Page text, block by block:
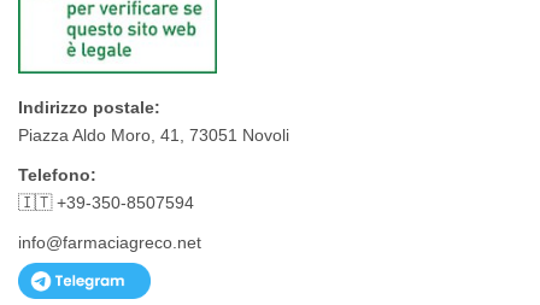
Indirizzo postale:
Piazza Aldo Moro, 41, 73051 Novoli
Telefono:
🇮🇹 +39-350-8507594
info@farmaciagreco.net